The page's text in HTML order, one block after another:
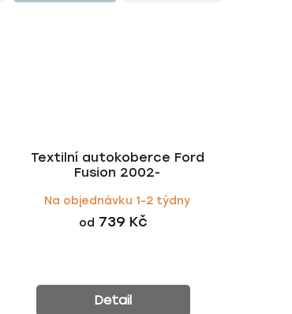
Textilní autokoberce Ford
Fusion 2002-
Na objednávku 1-2 týdny
od 739 Kč
Detail